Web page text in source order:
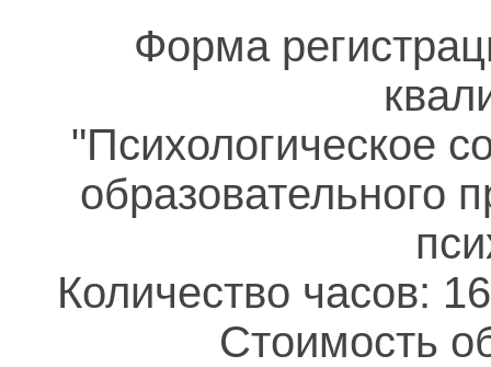
Форма
"Психологическое
образовательного
Количество часов:
Стоимость